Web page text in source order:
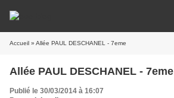
Accueil » Allée PAUL DESCHANEL - 7eme
Allée PAUL DESCHANEL - 7eme
Publié le 30/03/2014 à 16:07